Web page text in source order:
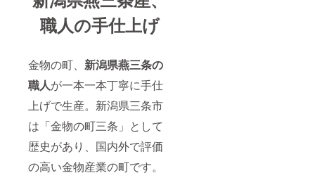
職人の手仕上げ
金物の町、 新潟県燕三条の
職人が一本一本丁寧に手仕
上げで生産。新潟県三条市
は「金物の町三条」として
歴史があり、国内外で評価
の高い金物産業の町です。